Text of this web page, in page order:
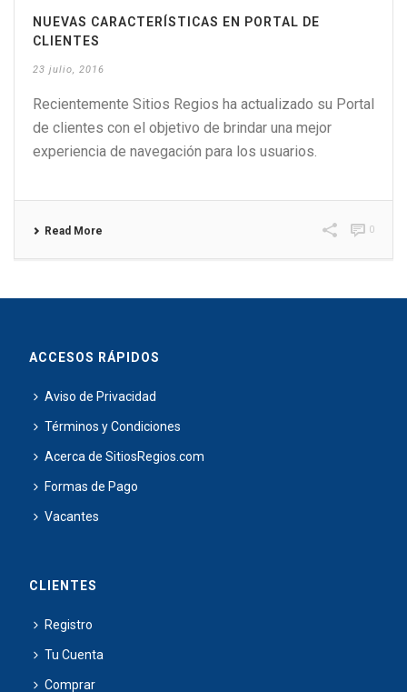
NUEVAS CARACTERÍSTICAS EN PORTAL DE
CLIENTES
23 julio, 2016
Recientemente Sitios Regios ha actualizado su Portal
de clientes con el objetivo de brindar una mejor
experiencia de navegación para los usuarios.
Read More 0
ACCESOS RÁPIDOS
Aviso de Privacidad
Términos y Condiciones
Acerca de SitiosRegios.com
Formas de Pago
Vacantes
CLIENTES
Registro
Tu Cuenta
Comprar